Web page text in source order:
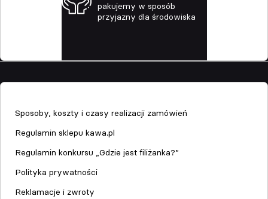
pakujemy w sposób
przyjazny dla środowiska
Sposoby, koszty i czasy realizacji zamówień
Regulamin sklepu kawa.pl
Regulamin konkursu „Gdzie jest filiżanka?”
Polityka prywatności
Reklamacje i zwroty